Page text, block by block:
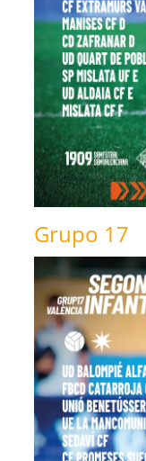
Grupo 17